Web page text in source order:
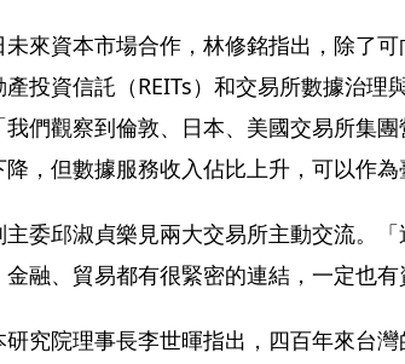
未來資本市場合作，林修銘指出，除了
投資信託（REITs）和交易所數據治理
我們觀察到倫敦、日本、美國交易所集
降，但數據服務收入佔比上升，可以作為
主委邱淑貞樂見兩大交易所主動交流。
融、貿易都有很緊密的連結，一定也有
研究院理事長李世暉指出，四百年來台